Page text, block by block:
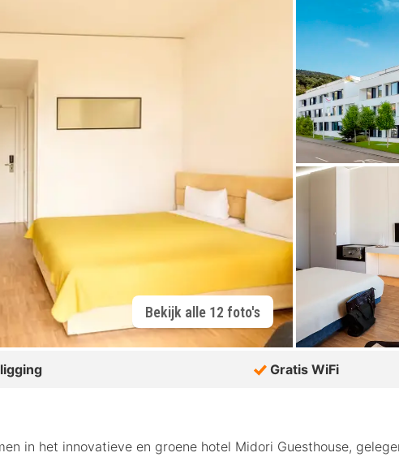
Bekijk alle 12 foto's
Gratis WiFi
in het innovatieve en groene hotel Midori Guesthouse,